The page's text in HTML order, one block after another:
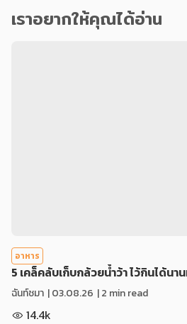
เราอยากให้คุณได้อ่าน
อาหาร
5 เคล็คลับเก็บกล้วยน้ำว้า ไว้กินได้นา
ฉันท์ชมา |03.08.26 | 2 min read
14.4k